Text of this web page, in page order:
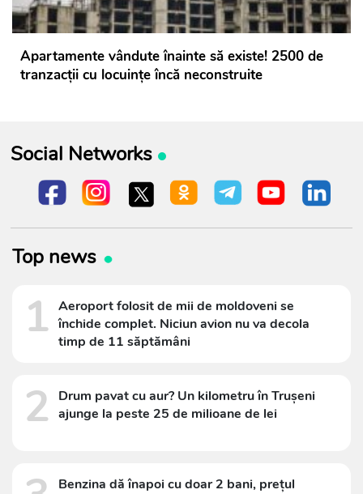
Apartamente vândute înainte să existe! 2500 de
tranzacții cu locuințe încă neconstruite
Social Networks
Top news
1 Aeroport folosit de mii de moldoveni se
închide complet. Niciun avion nu va decola
timp de 11 săptămâni
2
Drum pavat cu aur? Un kilometru în Trușeni
ajunge la peste 25 de milioane de lei
Benzina dă înapoi cu doar 2 bani, prețul